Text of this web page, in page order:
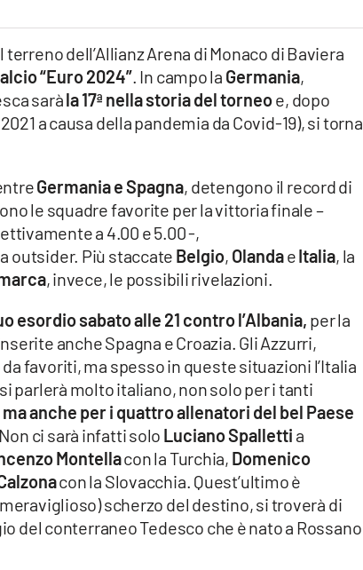
terreno dell’Allianz Arena di Monaco di Baviera
“Euro 2024”. In campo la Germania,
saràla 17ª nella storia del torneoe, dopo
a causa della pandemia da Covid-19), si torna
Germania e Spagna, detengono il record di
le squadre favorite per la vittoria finale –
a 4.00 e 5.00 -,
outsider. Più staccate Belgio, OlandaeItalia, la
, invece, le possibili rivelazioni.
esordio sabato alle 21 contro l’Albania, per la
anche Spagna e Croazia. Gli Azzurri,
favoriti, ma spesso in queste situazioni l’Italia
parlerà molto italiano, non solo per i tanti
ma anche per i quattro allenatori del bel Paese
ci sarà infatti solo Luciano Spalletti a
Montellacon la Turchia, Domenico
con la Slovacchia. Quest’ultimo è
scherzo del destino, si troverà di
del conterraneo Tedesco che è nato a Rossano